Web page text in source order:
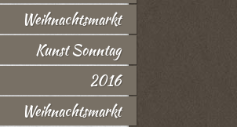
Weihnachtsmarkt
Kunst Sonntag
2016
Weihnachtsmarkt